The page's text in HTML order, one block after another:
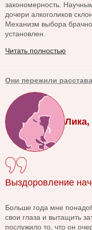
закономерность.
дочери алкоголиков
Механизм выбора
установлен.
Читать полностью
Они пережили
Лика,
Выздоровление
Больше года мне
свои глаза и вытащить
послужило то, что он